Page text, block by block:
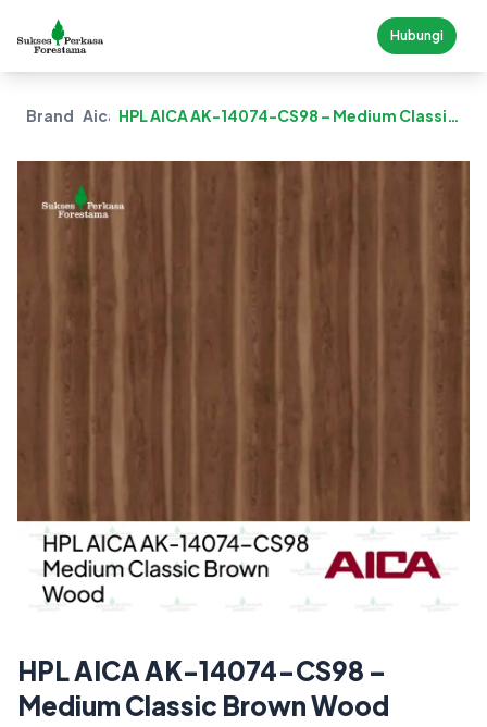
Hubungi
Brand Aica HPL AICA AK-14074-CS98 – Medium Classic
HPL AICA AK-14074-CS98 –
Medium Classic Brown Wood